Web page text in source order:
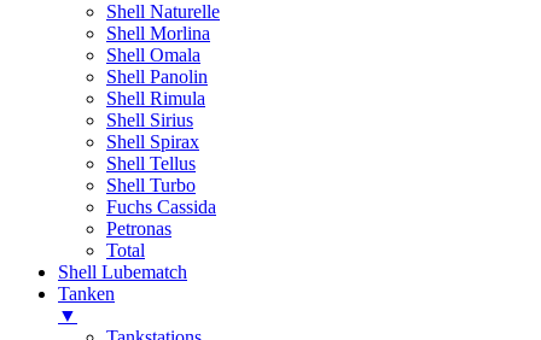
Shell Naturelle
Shell Morlina
Shell Omala
Shell Panolin
Shell Rimula
Shell Sirius
Shell Spirax
Shell Tellus
Shell Turbo
Fuchs Cassida
Petronas
Total
Shell Lubematch
Tanken
▼